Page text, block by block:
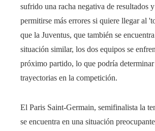
sufrido una racha negativa de resultados
permitirse más errores si quiere llegar al
que la Juventus, que también se
situación similar, los dos equipos se
próximo partido, lo que podría determinar
trayectorias en la competición.
El Paris Saint-Germain, semifinalista la
se encuentra en una situación